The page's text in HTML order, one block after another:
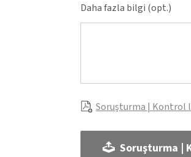
Daha fazla bilgi (opt.)
Soruşturma | Kontrol
Soruşturma |